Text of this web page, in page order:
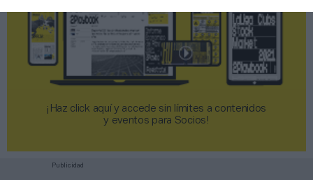
¡Haz click aquí y accede sin límites a contenidos
y eventos para Socios!​​​​​​​
Publicidad